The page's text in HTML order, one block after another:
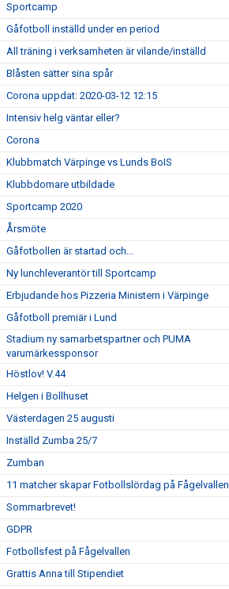
Sportcamp
Gåfotboll inställd under en period
All träning i verksamheten är vilande/inställd
Blåsten sätter sina spår
Corona uppdat: 2020-03-12 12:15
Intensiv helg väntar eller?
Corona
Klubbmatch Värpinge vs Lunds BoIS
Klubbdomare utbildade
Sportcamp 2020
Årsmöte
Gåfotbollen är startad och...
Ny lunchleverantör till Sportcamp
Erbjudande hos Pizzeria Ministern i Värpinge
Gåfotboll premiär i Lund
Stadium ny samarbetspartner och PUMA
varumärkessponsor
Höstlov! V.44
Helgen i Bollhuset
Västerdagen 25 augusti
Inställd Zumba 25/7
Zumban
11 matcher skapar Fotbollslördag på Fågelvallen
Sommarbrevet!
GDPR
Fotbollsfest på Fågelvallen
Grattis Anna till Stipendiet